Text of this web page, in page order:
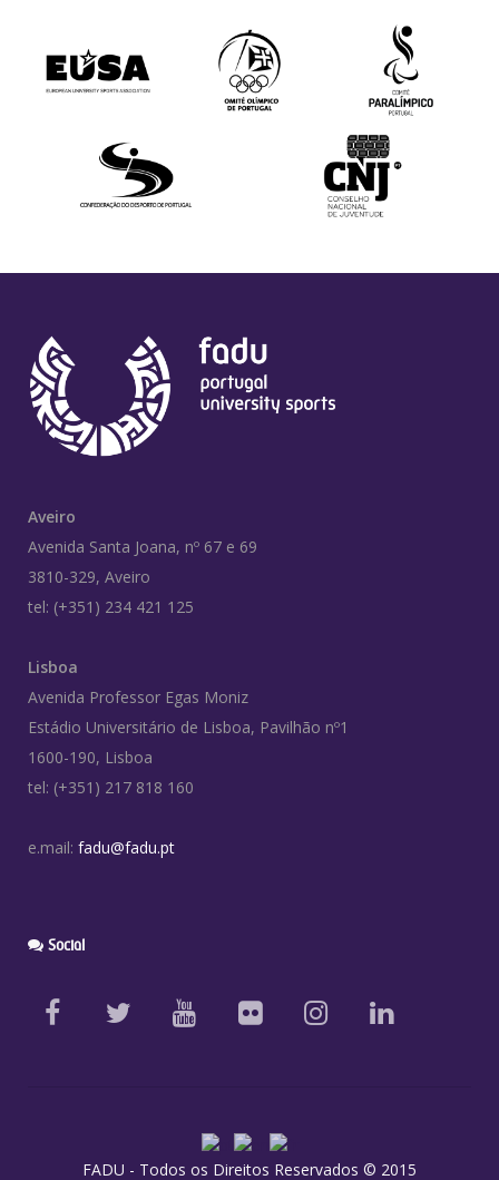
Aveiro
Avenida Santa Joana, nº 67 e 69
3810-329, Aveiro
tel: (+351) 234 421 125
Lisboa
Avenida Professor Egas Moniz
Estádio Universitário de Lisboa, Pavilhão nº1
1600-190, Lisboa
tel: (+351) 217 818 160
e.mail: fadu@fadu.pt
Social
FADU - Todos os Direitos Reservados © 2015